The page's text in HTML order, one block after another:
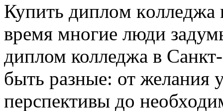
Купить диплoм
время многие люди
диплом колледжа в
быть разные: от желания
перспективы до